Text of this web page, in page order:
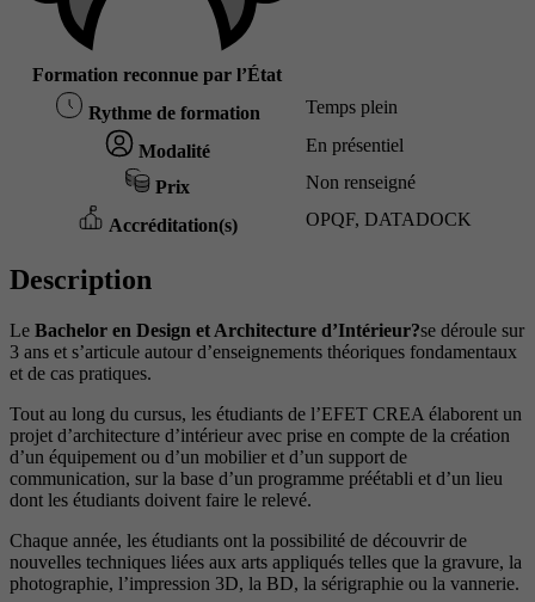
Formation reconnue par l’État
Rythme de formation Temps plein
Modalité En présentiel
Prix Non renseigné
Accréditation(s) OPQF, DATADOCK
Description
Le Bachelor en Design et Architecture d’Intérieur?se déroule sur
3 ans et s’articule autour d’enseignements théoriques fondamentaux
et de cas pratiques.
Tout au long du cursus, les étudiants de l’EFET CREA élaborent un
projet d’architecture d’intérieur avec prise en compte de la création
d’un équipement ou d’un mobilier et d’un support de
communication, sur la base d’un programme préétabli et d’un lieu
dont les étudiants doivent faire le relevé.
Chaque année, les étudiants ont la possibilité de découvrir de
nouvelles techniques liées aux arts appliqués telles que la gravure, la
photographie, l’impression 3D, la BD, la sérigraphie ou la vannerie.